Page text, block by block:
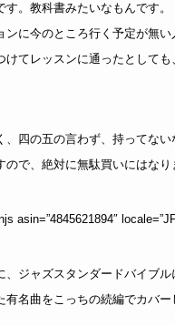
す。教科書みたいなもんです。
ンに今のところ行く予定が無
けてレッスンに通ったとして
、四の五の言わず、持ってな
ので、絶対に無駄買いにはなり
asin=”4845621894″
、ジャズスタンダードバイブ
有名曲をこっちの続編でカバ